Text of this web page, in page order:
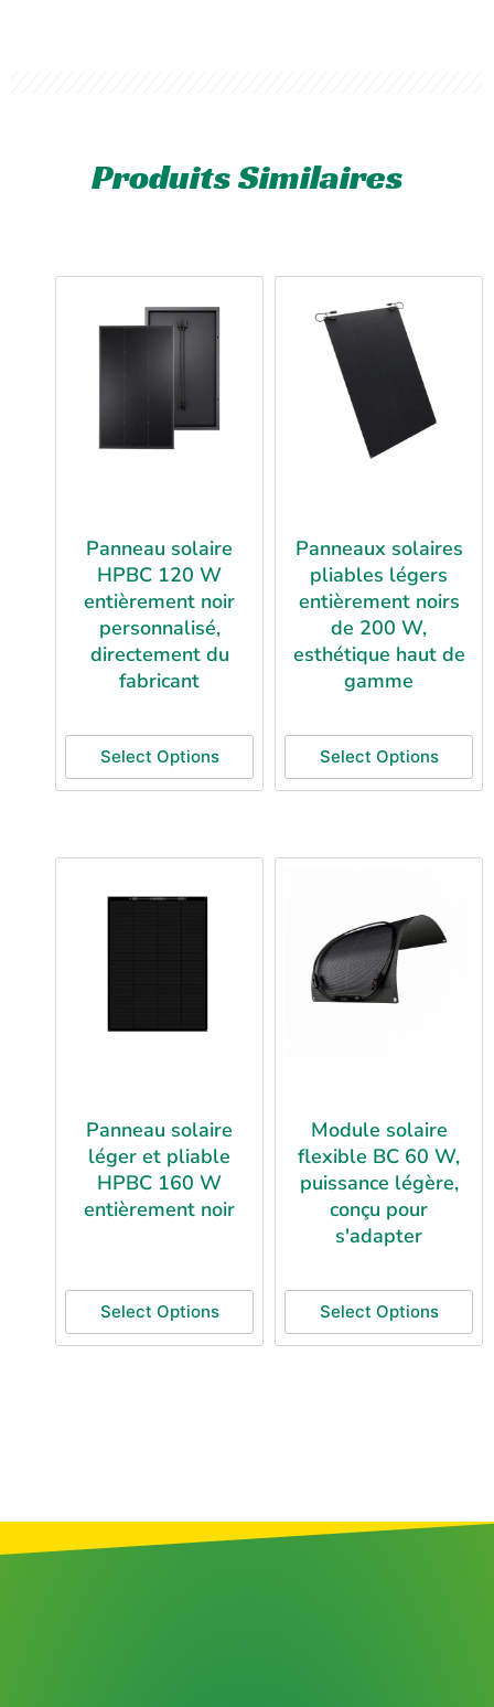
Produits Similaires
Panneau solaire
HPBC 120 W
entièrement noir
personnalisé,
directement du
fabricant
Select Options
Panneaux solaires
pliables légers
entièrement noirs
de 200 W,
esthétique haut de
gamme
Select Options
Panneau solaire
léger et pliable
HPBC 160 W
entièrement noir
Select Options
Module solaire
flexible BC 60 W,
puissance légère,
conçu pour
s'adapter
Select Options